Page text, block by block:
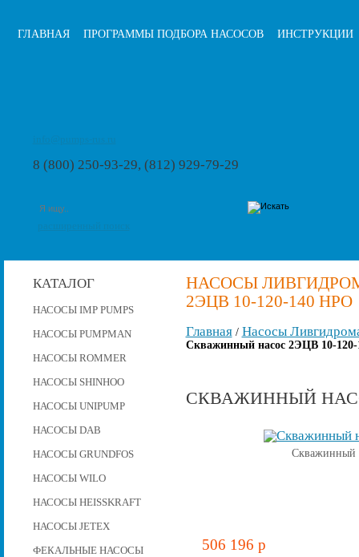
ГЛАВНАЯ ПРОГРАММЫ ПОДБОРА НАСОСОВ ИНСТРУКЦИИ
8 (800) 250-93-29, (812) 929-79-29
КАТАЛОГ
НАСОСЫ IMP PUMPS
НАСОСЫ PUMPMAN
НАСОСЫ ROMMER
НАСОСЫ SHINHOO
НАСОСЫ UNIPUMP
НАСОСЫ DAB
НАСОСЫ GRUNDFOS
НАСОСЫ WILO
НАСОСЫ HEISSKRAFT
НАСОСЫ JETEX
ФЕКАЛЬНЫЕ НАСОСЫ
НАСОСЫ
2ЭЦВ 10-120-140 НРО
Главная/ Насосы
Скважинный насос 2ЭЦВ 10-120-
СКВАЖИННЫЙ
Скважинный
506 196 p